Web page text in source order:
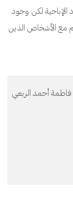
لكن وجود
مع الأشخاص الذين
أحمد الربعي